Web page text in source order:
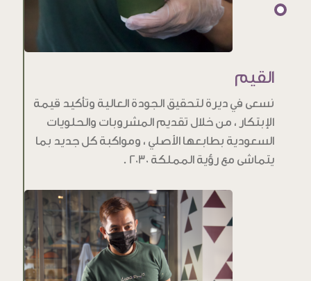
القيم
نسعى في ديرة لتحقيق الجودة العالية وتأكيد قيمة
الإبتكار ، من خلال تقديم المشروبات والحلويات
السعودية بطابعها الأصلي ، ومواكبة كل جديد بما
يتماشى مع رؤية المملكة 2030 .